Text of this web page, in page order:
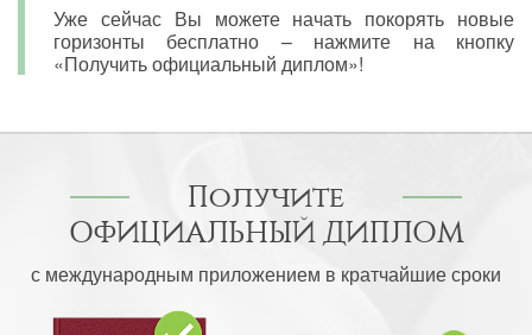
Уже сейчас Вы можете начать покорять новые
горизонты бесплатно – нажмите на кнопку
«Получить официальный диплом»!
Получите
ОФИЦИАЛЬНЫЙ ДИПЛОМ
с международным приложением в кратчайшие сроки